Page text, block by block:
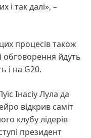
і так далі», –
процесів також
обговорення йдуть
і на G20.
Інасіу Лула да
відкрив саміт
клубу лідерів
президент